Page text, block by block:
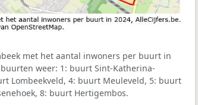
met het aantal inwoners per buurt in
weer: 1: buurt Sint-Katherina-
Lombeekveld, 4: buurt Meuleveld, 5: buurt
8: buurt Hertigembos.